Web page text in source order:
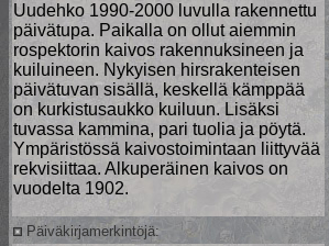
Uudehko 1990-2000 luvulla rakennettu
päivätupa. Paikalla on ollut aiemmin
rospektorin kaivos rakennuksineen ja
kuiluineen. Nykyisen hirsrakenteisen
päivätuvan sisällä, keskellä kämppää
on kurkistusaukko kuiluun. Lisäksi
tuvassa kammina, pari tuolia ja pöytä.
Ympäristössä kaivostoimintaan liittyvää
rekvisiittaa. Alkuperäinen kaivos on
vuodelta 1902.
Päiväkirjamerkintöjä: